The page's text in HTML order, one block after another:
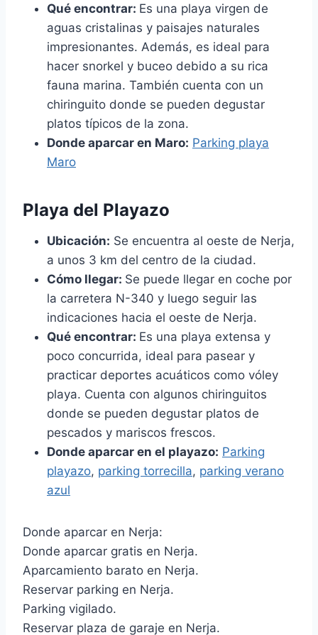
Qué encontrar: Es una playa virgen de
aguas cristalinas y paisajes naturales
impresionantes. Además, es ideal para
hacer snorkel y buceo debido a su rica
fauna marina. También cuenta con un
chiringuito donde se pueden degustar
platos típicos de la zona.
Donde aparcar en Maro: Parking playa
Maro
Playa del Playazo
Ubicación: Se encuentra al oeste de Nerja,
a unos 3 km del centro de la ciudad.
Cómo llegar: Se puede llegar en coche por
la carretera N-340 y luego seguir las
indicaciones hacia el oeste de Nerja.
Qué encontrar: Es una playa extensa y
poco concurrida, ideal para pasear y
practicar deportes acuáticos como vóley
playa. Cuenta con algunos chiringuitos
donde se pueden degustar platos de
pescados y mariscos frescos.
Donde aparcar en el playazo: Parking
playazo, parking torrecilla, parking verano
azul
Donde aparcar en Nerja:
Donde aparcar gratis en Nerja.
Aparcamiento barato en Nerja.
Reservar parking en Nerja.
Parking vigilado.
Reservar plaza de garaje en Nerja.